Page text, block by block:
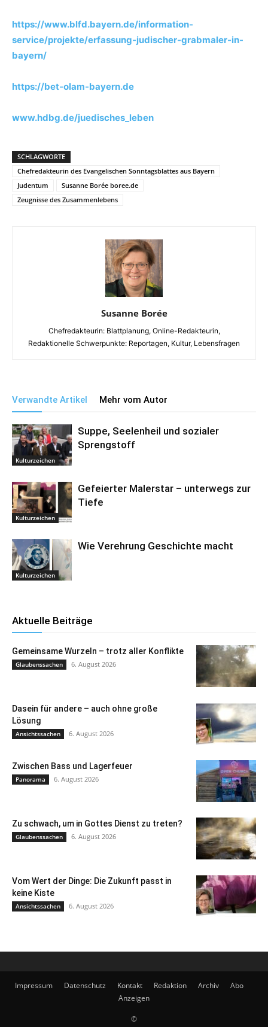
https://www.blfd.bayern.de/information-
service/projekte/erfassung-judischer-grabmaler-in-
bayern/
https://bet-olam-bayern.de
www.hdbg.de/juedisches_leben
SCHLAGWORTE
Chefredakteurin des Evangelischen Sonntagsblattes aus Bayern
Judentum
Susanne Borée boree.de
Zeugnisse des Zusammenlebens
Susanne Borée
Chefredakteurin: Blattplanung, Online-Redakteurin,
Redaktionelle Schwerpunkte: Reportagen, Kultur, Lebensfragen
Verwandte Artikel Mehr vom Autor
Kulturzeichen
Suppe, Seelenheil und sozialer
Sprengstoff
Kulturzeichen
Gefeierter Malerstar – unterwegs zur
Tiefe
Kulturzeichen
Wie Verehrung Geschichte macht
Aktuelle Beiträge
Gemeinsame Wurzeln – trotz aller Konflikte
Glaubenssachen 6. August 2026
Dasein für andere – auch ohne große
Lösung
Ansichtssachen 6. August 2026
Zwischen Bass und Lagerfeuer
Panorama 6. August 2026
Zu schwach, um in Gottes Dienst zu treten?
Glaubenssachen 6. August 2026
Vom Wert der Dinge: Die Zukunft passt in
keine Kiste
Ansichtssachen 6. August 2026
Impressum Datenschutz Kontakt Redaktion Archiv
Abo
Anzeigen
©